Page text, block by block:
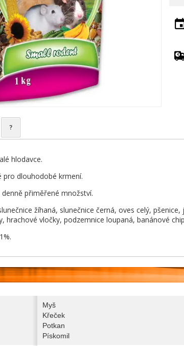
?
hlodavce.
pro dlouhodobé krmení.
přiměřené množství.
žíhaná, slunečnice černá, oves celý,
hrachové vločky, podzemnice loupaná, banánové
Myš
Křeček
Potkan
Pískomil